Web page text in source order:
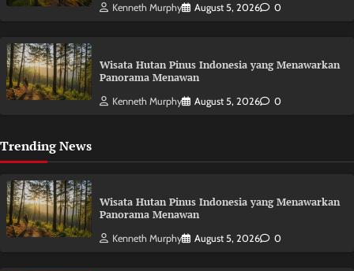
Kenneth Murphy August 5, 2026 0
Wisata Hutan Pinus Indonesia yang Menawarkan
Panorama Menawan
Kenneth Murphy August 5, 2026 0
Trending News
Wisata Hutan Pinus Indonesia yang Menawarkan
Panorama Menawan
Kenneth Murphy August 5, 2026 0